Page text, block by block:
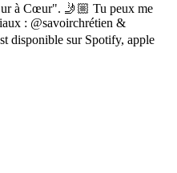
à Cœur". 🤳🏼 Tu peux me
: @savoirchrétien &
disponible sur Spotify, apple